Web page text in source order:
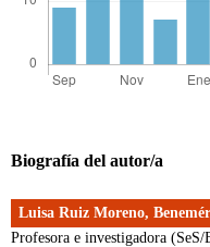
Biografía del autor/a
Luisa Ruiz Moreno,
Profesora e investigadora